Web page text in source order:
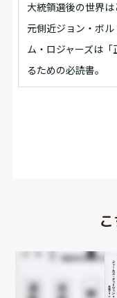
大統領選後の世界
元側近ジョン・ボ
ム・ロジャーズは
るための必読書。